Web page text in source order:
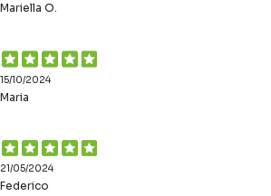
Mariella O.
15/10/2024
Maria
21/05/2024
Federico